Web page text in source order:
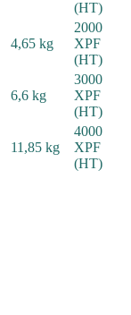
(HT)
4,65 kg
2000
XPF
(HT)
6,6 kg
3000
XPF
(HT)
11,85 kg
4000
XPF
(HT)